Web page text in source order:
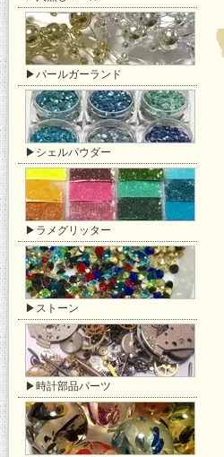
▶パールガーランド
▶シェルパウダー
▶ラメグリッター
▶ストーン
▶時計部品パーツ